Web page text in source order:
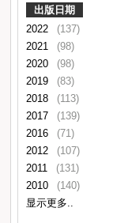
出版日期
2022
(137)
2021
(98)
2020
(98)
2019
(83)
2018
(113)
2017
(139)
2016
(71)
2012
(107)
2011
(131)
2010
(140)
显示更多..